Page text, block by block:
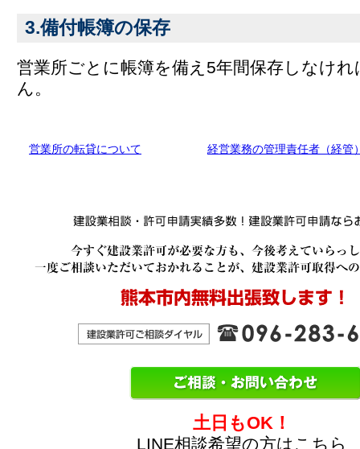
3.備付帳簿の保存
営業所ごとに帳簿を備え5年間保存しなけ
ん。
営業所の転貸について 経営業務の管理責任者（経管
土日もOK！
LINE相談希望の方はこちら